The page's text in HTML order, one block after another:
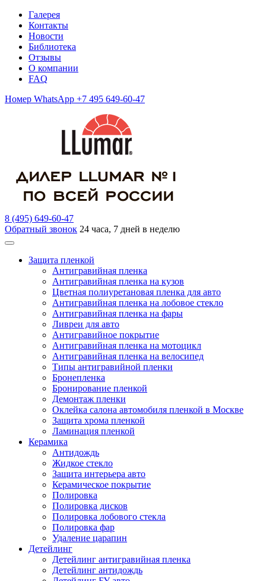
Галерея
Контакты
Новости
Библиотека
Отзывы
О компании
FAQ
Номер WhatsApp +7 495 649-60-47
8 (495) 649-60-47
Обратный звонок 24 часа, 7 дней в неделю
Защита пленкой
Антигравийная пленка
Антигравийная пленка на кузов
Цветная полиуретановая пленка для авто
Антигравийная пленка на лобовое стекло
Антигравийная пленка на фары
Ливреи для авто
Антигравийное покрытие
Антигравийная пленка на мотоцикл
Антигравийная пленка на велосипед
Типы антигравийной пленки
Бронепленка
Бронирование пленкой
Демонтаж пленки
Оклейка салона автомобиля пленкой в Москве
Защита хрома пленкой
Ламинация пленкой
Керамика
Антидождь
Жидкое стекло
Защита интерьера авто
Керамическое покрытие
Полировка
Полировка дисков
Полировка лобового стекла
Полировка фар
Удаление царапин
Детейлинг
Детейлинг антигравийная пленка
Детейлинг антидождь